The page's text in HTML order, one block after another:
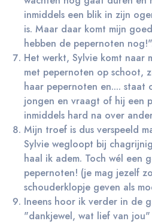
inmiddels een blik in zijn
is. Maar daar komt mijn
hebben de pepernoten
Het werkt, Sylvie komt naar
met pepernoten op schoot,
haar pepernoten en.... staat
jongen en vraagt of hij een
inmiddels hard na over
Mijn troef is dus verspeeld
Sylvie wegloopt bij
haal ik adem. Toch wél een
pepernoten! (je mag jezelf
schouderklopje geven als
Ineens hoor ik verder in de
"dankjewel, wat lief van